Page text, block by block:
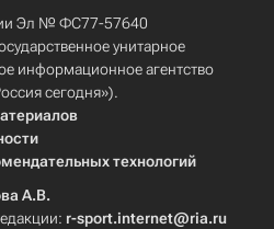
Эл № ФС77-57640
унитарное
информационное агентство
сегодня»).
технологий
А.В.
r-sport.internet@ria.ru